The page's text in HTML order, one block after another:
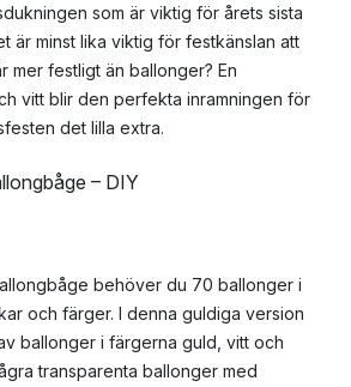
som är viktig för årets sista
är minst lika viktig för festkänslan att
mer festligt än ballonger? En
vitt blir den perfekta inramningen för
det lilla extra.
– DIY
behöver du 70 ballonger i
och färger. I denna guldiga version
ballonger i färgerna guld, vitt och
transparenta ballonger med